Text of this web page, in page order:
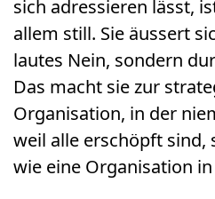
sich adressieren lässt,
allem still. Sie äussert
lautes Nein, sondern
Das macht sie zur
Organisation, in der
weil alle erschöpft sind,
wie eine Organisation